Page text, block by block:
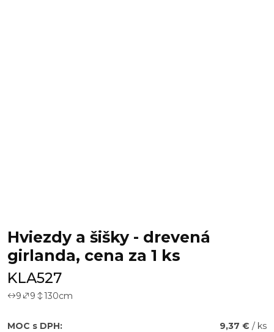
Hviezdy a šišky - drevená
girlanda, cena za 1 ks
KLA527
9 9 130cm
MOC s DPH: 9,37 € / ks